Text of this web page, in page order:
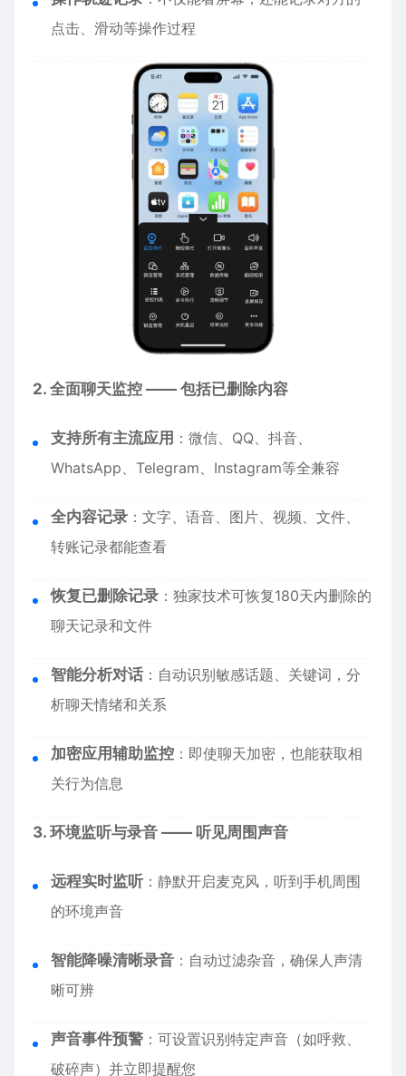
点击、滑动等操作过程
2. 全面聊天监控 —— 包括已删除内容
支持所有主流应用 ：微信、QQ、抖音、
WhatsApp、Telegram、Instagram等全兼容
全内容记录 ：文字、语音、图片、视频、文件、
转账记录都能查看
恢复已删除记录 ：独家技术可恢复180天内删除的
聊天记录和文件
智能分析对话 ：自动识别敏感话题、关键词，分
析聊天情绪和关系
加密应用辅助监控 ：即使聊天加密，也能获取相
关行为信息
3. 环境监听与录音 —— 听见周围声音
远程实时监听 ：静默开启麦克风，听到手机周围
的环境声音
智能降噪清晰录音 ：自动过滤杂音，确保人声清
晰可辨
声音事件预警 ：可设置识别特定声音（如呼救、
破碎声）并立即提醒您